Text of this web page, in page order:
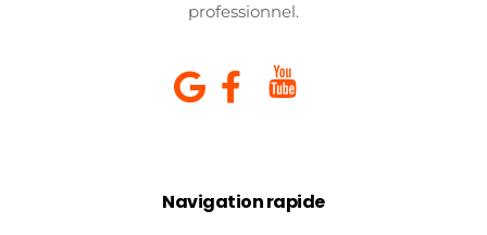
professionnel.
Navigation rapide